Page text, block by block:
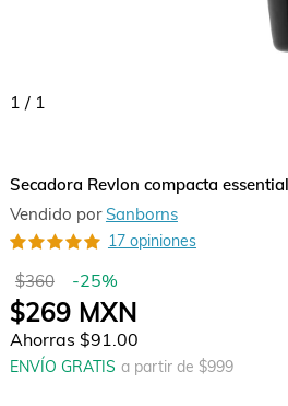
1 / 1
Secadora Revlon compacta
Vendido por Sanborns
17 opiniones
$360 -25%
$269MXN
Ahorras $91.00
ENVÍO GRATIS a partir de $999